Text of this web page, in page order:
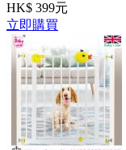
HK$ 399元
立即購買